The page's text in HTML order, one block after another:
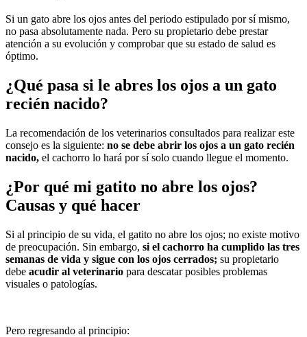
Si un gato abre los ojos antes del periodo estipulado por sí mismo,
no pasa absolutamente nada. Pero su propietario debe prestar
atención a su evolución y comprobar que su estado de salud es
óptimo.
¿Qué pasa si le abres los ojos a un gato
recién nacido?
La recomendación de los veterinarios consultados para realizar este
consejo es la siguiente: no se debe abrir los ojos a un gato recién
nacido, el cachorro lo hará por sí solo cuando llegue el momento.
¿Por qué mi gatito no abre los ojos?
Causas y qué hacer
Si al principio de su vida, el gatito no abre los ojos; no existe motivo
de preocupación. Sin embargo, si el cachorro ha cumplido las tres
semanas de vida y sigue con los ojos cerrados; su propietario
debe acudir al veterinario para descatar posibles problemas
visuales o patologías.
Pero regresando al principio: